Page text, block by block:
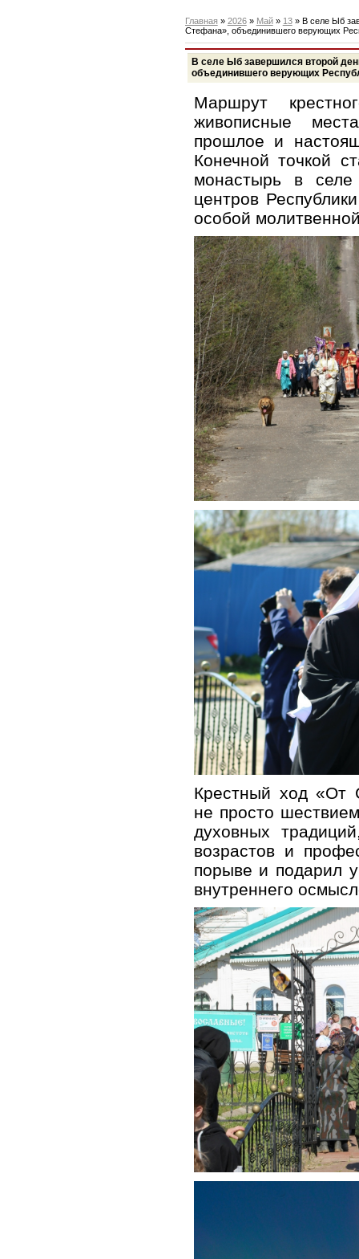
Главная » 2026 » Май » 13» В селе Ыб
Стефана», объединившего верующих
В селе Ыб завершился второй
объединившего верующих
Маршрут
живописные
прошлое и
Конечной точкой
монастырь в
центров
особой
Крестный ход «От
не просто
духовных
возрастов и
порыве и подарил
внутреннего